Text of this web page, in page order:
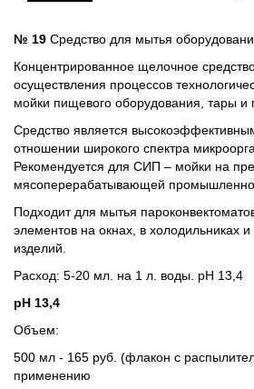
№ 19 Средство для мытья
Концентрированное щелочное
осуществления процессов
мойки пищевого оборудования, тары и
Средство является
отношении широкого спектра
Рекомендуется для СИП – мойки на
мясоперерабатывающей
Подходит для мытья
элементов на окнах, в холодильниках и
изделий.
Расход: 5-20 мл. на 1 л. воды. pH 13,4
pH 13,4
Объем:
500 мл - 165 руб. (флакон с
применению